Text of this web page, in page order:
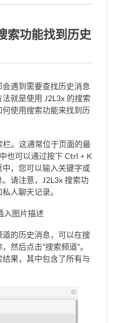
功能找到历史
遇到需要查找历史消息
就是使用 J2L3x 的搜索
使用搜索功能来找到历
栏。这通常位于页面的最
也可以通过按下 Ctrl + K
，您可以输入关键字或
请注意，J2L3x 搜索功
人聊天记录。
的历史消息，可以在搜
然后点击“搜索频道”。
果，其中包含了所有与